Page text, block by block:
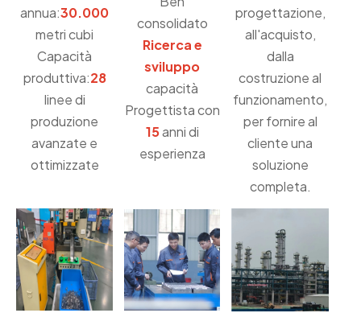
annua:30.000
metri cubi
Capacità
produttiva:28
linee di
produzione
avanzate e
ottimizzate
consolidato
Ricerca e
sviluppo
capacità
Progettista con
15anni di
esperienza
progettazione,
all'acquisto,
dalla
costruzione al
funzionamento,
per fornire al
cliente una
soluzione
completa.